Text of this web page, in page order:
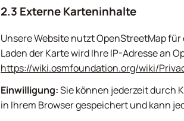
2.3 Externe Karteninhalte
Unsere Website nutzt OpenStreetMap
Laden der Karte wird Ihre IP-Adresse an
https://wiki.osmfoundation.org/wiki/
Einwilligung:Sie können jederzeit durch
in Ihrem Browser gespeichert und kann